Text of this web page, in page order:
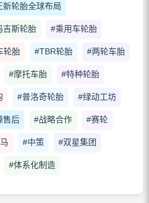
新轮胎全球布局
吉斯轮胎 #乘用车轮胎
轮胎 #TBR轮胎 #两轮车胎
#摩托车胎 #特种轮胎
#普洛奇轮胎 #绿动工坊
售后 #战略合作 #赛轮
#中策 #双星集团
#体系化制造